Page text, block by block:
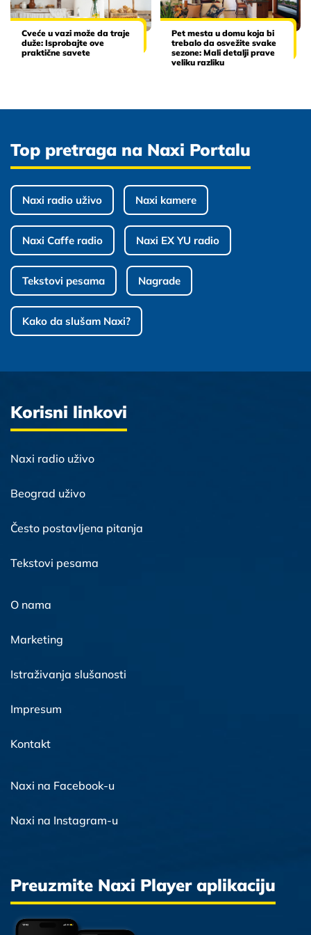
Cveće u vazi može da traje
duže: Isprobajte ove
praktične savete
Pet mesta u domu koja bi
trebalo da osvežite svake
sezone: Mali detalji prave
veliku razliku
Top pretraga na Naxi Portalu
Naxi radio uživo Naxi kamere
Naxi Caffe radio Naxi EX YU radio
Tekstovi pesama Nagrade
Kako da slušam Naxi?
Korisni linkovi
Naxi radio uživo
Beograd uživo
Često postavljena pitanja
Tekstovi pesama
O nama
Marketing
Istraživanja slušanosti
Impresum
Kontakt
Naxi na Facebook-u
Naxi na Instagram-u
Preuzmite Naxi Player aplikaciju